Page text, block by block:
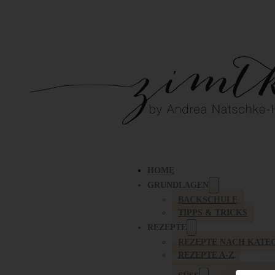
HOME
GRUNDLAGEN
BACKSCHULE
TIPPS & TRICKS
REZEPTE
REZEPTE NACH
REZEPTE A-Z